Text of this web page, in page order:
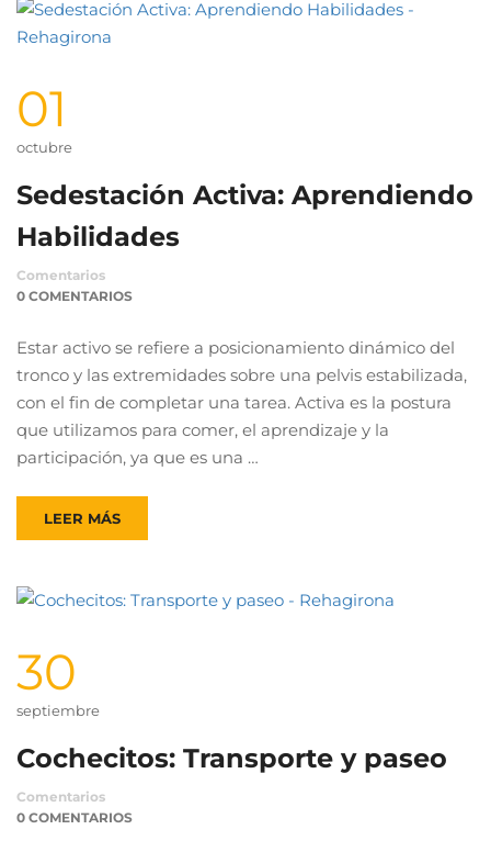
01
octubre
Sedestación Activa: Aprendiendo
Habilidades
Comentarios
0 COMENTARIOS
Estar activo se refiere a posicionamiento dinámico del
tronco y las extremidades sobre una pelvis estabilizada,
con el fin de completar una tarea. Activa es la postura
que utilizamos para comer, el aprendizaje y la
participación, ya que es una …
LEER MÁS
30
septiembre
Cochecitos: Transporte y paseo
Comentarios
0 COMENTARIOS